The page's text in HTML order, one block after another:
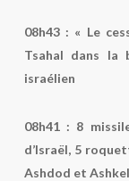
08h43 : « Le
Tsahal dans la
israélien
08h41 : 8
d’Israël, 5
Ashdod et